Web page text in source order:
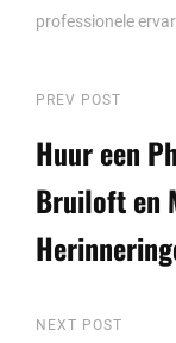
professionele
Previous
Post
PREV POST
Huur een
Bruiloft en
Next
NEXT POST